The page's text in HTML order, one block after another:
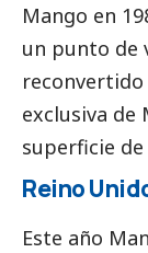
Mango en
un punto de
exclusiva de
superficie de
Reino
Este año